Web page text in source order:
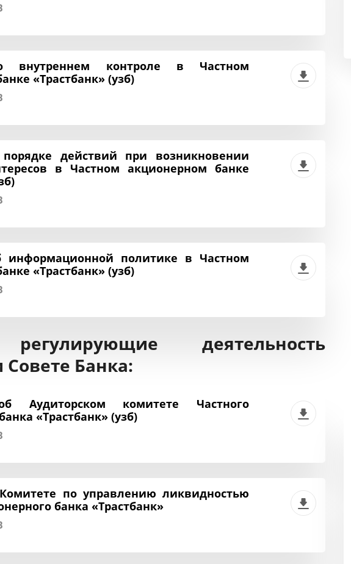
внутреннем контроле в Частном
«Трастбанк» (узб)
действий при возникновении
в Частном акционерном банке
информационной политике в Частном
«Трастбанк» (узб)
деятельность
Банка:
Аудиторском комитете Частного
«Трастбанк» (узб)
по управлению ликвидностью
банка «Трастбанк»